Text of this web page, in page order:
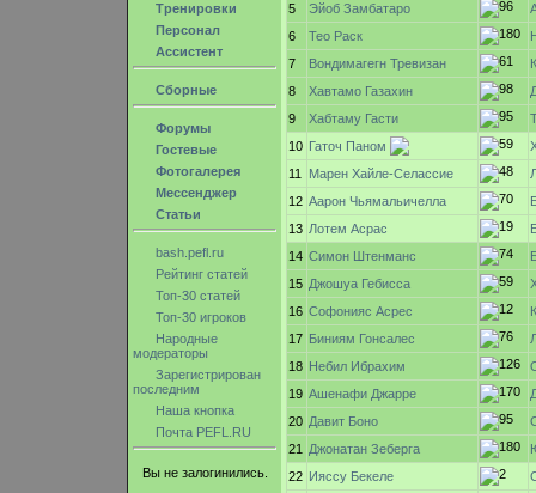
Тренировки
Персонал
Ассистент
Сборные
Форумы
Гостевые
Фотогалерея
Мессенджер
Статьи
bash.pefl.ru
Рейтинг статей
Топ-30 статей
Топ-30 игроков
Народные
модераторы
Зарегистрирован
последним
Наша кнопка
Почта PEFL.RU
Вы не залогинились.
5
Эйоб Замбатаро
6
Тео Раск
7
Вондимагегн Тревизан
8
Хавтамо Газахин
9
Хабтаму Гасти
10 Гаточ Паном
11
Марен Хайле-Селассие
12 Аарон Чьямальичелла
13 Лотем Асрас
14 Симон Штенманс
15 Джошуа Гебисса
16 Софонияс Асрес
17 Биниям Гонсалес
18 Небил Ибрахим
19 Ашенафи Джарре
20 Давит Боно
21
Джонатан Зеберга
22 Ияссу Бекеле